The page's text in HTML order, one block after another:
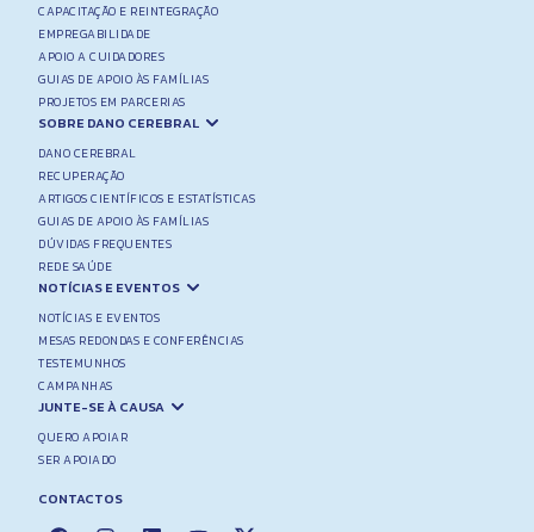
CAPACITAÇÃO E REINTEGRAÇÃO
EMPREGABILIDADE
APOIO A CUIDADORES
GUIAS DE APOIO ÀS FAMÍLIAS
PROJETOS EM PARCERIAS
SOBRE DANO CEREBRAL
DANO CEREBRAL
RECUPERAÇÃO
ARTIGOS CIENTÍFICOS E ESTATÍSTICAS
GUIAS DE APOIO ÀS FAMÍLIAS
DÚVIDAS FREQUENTES
REDE SAÚDE
NOTÍCIAS E EVENTOS
NOTÍCIAS E EVENTOS
MESAS REDONDAS E CONFERÊNCIAS
TESTEMUNHOS
CAMPANHAS
JUNTE-SE À CAUSA
QUERO APOIAR
SER APOIADO
CONTACTOS